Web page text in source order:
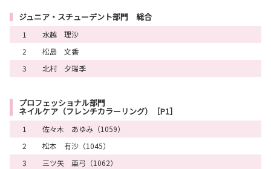
ジュニア・スチューデント部門 総合
1
水越 理沙
2
松島 文香
3
北村 夕瑞季
プロフェッショナル部門
ネイルケア（フレンチカラーリング）［P1］
1
佐々木 あゆみ（1059）
2
松本 有沙（1045）
3
三ツ矢 亜弓（1062）